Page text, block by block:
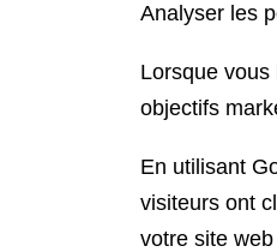
Analyser les
Lorsque
objectifs
En utilisant
visiteurs ont
votre site